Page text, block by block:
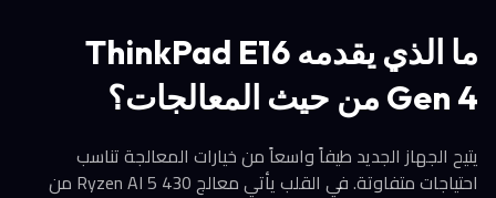
ما الذي يقدمه ThinkPad E16
Gen 4 من حيث المعالجات؟
يتيح الجهاز الجديد طيفاً واسعاً من خيارات المعالجة تناسب
احتياجات متفاوتة. في القلب يأتي معالج Ryzen AI 5 430 من